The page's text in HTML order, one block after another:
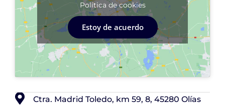
Política de cookies
Estoy de acuerdo
Ctra. Madrid Toledo, km 59, 8, 45280 Olías